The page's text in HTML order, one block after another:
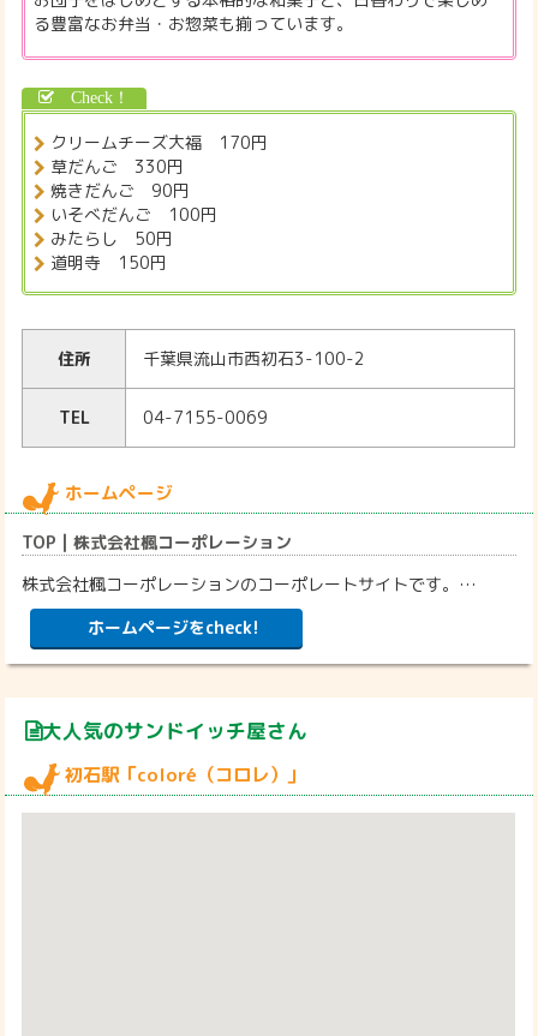
る豊富なお弁当・お惣菜も揃っています。
クリームチーズ大福 170円
草だんご 330円
焼きだんご 90円
いそべだんご 100円
みたらし 50円
道明寺 150円
住所 千葉県流山市西初石3-100-2
TEL 04-7155-0069
ホームページ
TOP | 株式会社楓コーポレーション
株式会社楓コーポレーションのコーポレートサイトです。…
ホームページをcheck!
大人気のサンドイッチ屋さん
初石駅「coloré（コロレ）」